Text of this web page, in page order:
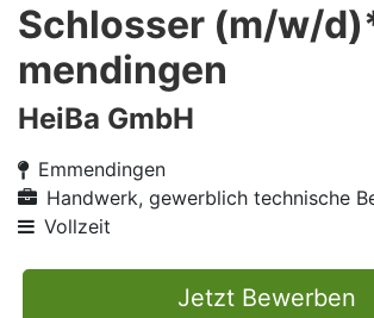
Schlosser (m/w/
mendingen
HeiBa GmbH
Emmendingen
Handwerk, gewerblich technische
Vollzeit
Jetzt Bewerben